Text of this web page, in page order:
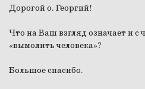
Дорогой о. Георгий!
Что на Ваш взгляд означает и с
«вымолить человека»?
Большое спасибо.